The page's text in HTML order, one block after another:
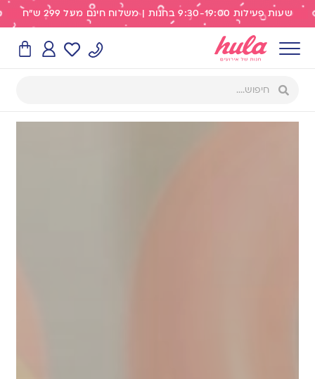
שעות פעילות 9:30-19:00 בחנות | משלוח חינם מעל 299 ש"ח